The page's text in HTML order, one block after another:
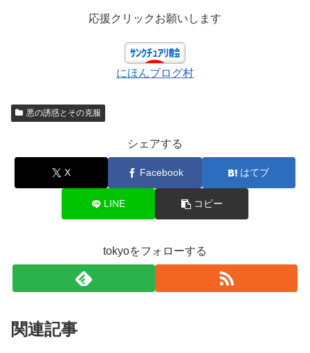
応援クリックお願いします
にほんブログ村
悪の誘惑とその克服
シェアする
X Facebook はてブ
LINE コピー
tokyoをフォローする
関連記事